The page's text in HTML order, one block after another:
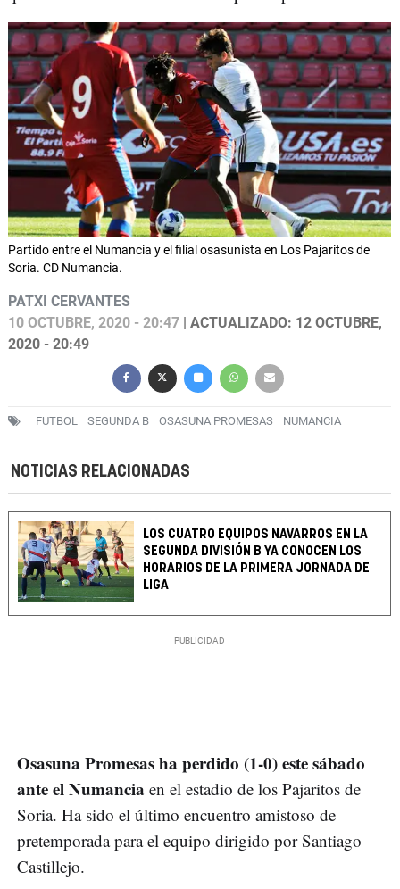
Partido entre el Numancia y el filial osasunista en Los Pajaritos de
Soria. CD Numancia.
PATXI CERVANTES
10 OCTUBRE, 2020 - 20:47 | ACTUALIZADO: 12 OCTUBRE,
2020 - 20:49
FUTBOL SEGUNDA B OSASUNA PROMESAS NUMANCIA
NOTICIAS RELACIONADAS
LOS CUATRO EQUIPOS NAVARROS EN LA
SEGUNDA DIVISIÓN B YA CONOCEN LOS
HORARIOS DE LA PRIMERA JORNADA DE
LIGA
Osasuna Promesas ha perdido (1-0) este sábado
ante el Numancia en el estadio de los Pajaritos de
Soria. Ha sido el último encuentro amistoso de
pretemporada para el equipo dirigido por Santiago
Castillejo.